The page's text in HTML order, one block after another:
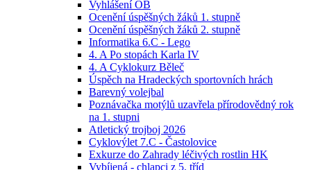
Vyhlášení OB
Ocenění úspěšných žáků 1. stupně
Ocenění úspěšných žáků 2. stupně
Informatika 6.C - Lego
4. A Po stopách Karla IV
4. A Cyklokurz Běleč
Úspěch na Hradeckých sportovních hrách
Barevný volejbal
Poznávačka motýlů uzavřela přírodovědný rok
na 1. stupni
Atletický trojboj 2026
Cyklovýlet 7.C - Častolovice
Exkurze do Zahrady léčivých rostlin HK
Vybíjená - chlapci z 5. tříd